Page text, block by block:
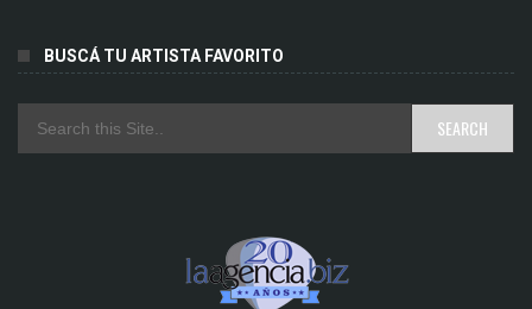
BUSCÁ TU ARTISTA FAVORITO